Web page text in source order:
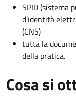
SPID (sistema
d’identità
(CNS)
tutta la
della pratica.
Cosa si